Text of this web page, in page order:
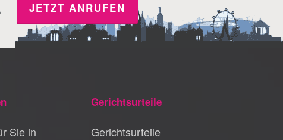
JETZT ANRUFEN
Sie in
Gerichtsurteile
Gerichtsurteile